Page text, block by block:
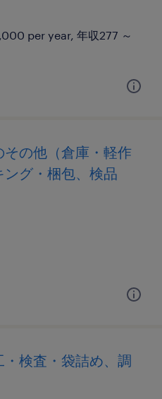
per year, 年収277 ～
の他（倉庫・軽作
グ・梱包、検品
検査・袋詰め、調